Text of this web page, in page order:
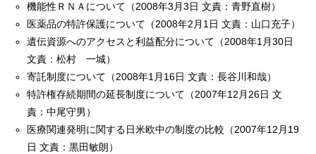
機能性ＲＮＡについて（2008年3月3日 文責：青野直樹）
医薬品の特許保護について（2008年2月1日 文責：山口充子）
遺伝資源へのアクセスと利益配分について（2008年1月30日
文責：松村 一城）
寄託制度について（2008年1月16日 文責：長谷川和哉）
特許権存続期間の延長制度について（2007年12月26日 文
責：中尾守男）
医療関連発明に関する日米欧中の制度の比較（2007年12月19
日 文責：黒田敏朗）